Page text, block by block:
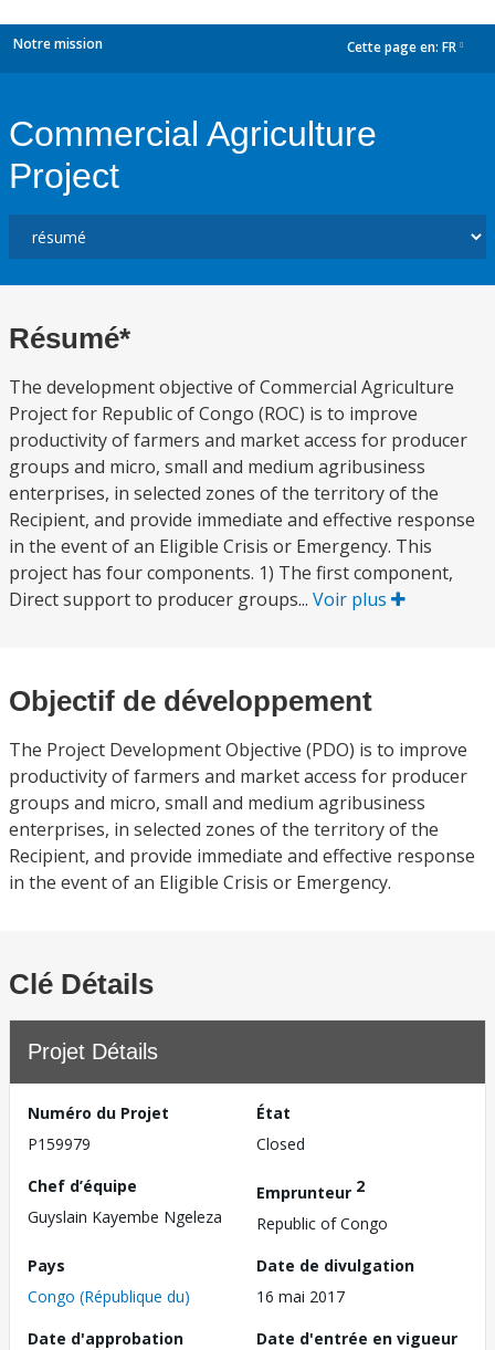
Notre mission Cette page en: FR
Commercial Agriculture
Project
Résumé*
The development objective of Commercial Agriculture
Project for Republic of Congo (ROC) is to improve
productivity of farmers and market access for producer
groups and micro, small and medium agribusiness
enterprises, in selected zones of the territory of the
Recipient, and provide immediate and effective response
in the event of an Eligible Crisis or Emergency. This
project has four components. 1) The first component,
Direct support to producer groups... Voir plus
Objectif de développement
The Project Development Objective (PDO) is to improve
productivity of farmers and market access for producer
groups and micro, small and medium agribusiness
enterprises, in selected zones of the territory of the
Recipient, and provide immediate and effective response
in the event of an Eligible Crisis or Emergency.
Clé Détails
Projet Détails
Numéro du Projet
P159979
État
Closed
Chef d’équipe
Guyslain Kayembe Ngeleza
Emprunteur 2
Republic of Congo
Pays
Congo (République du)
Date de divulgation
16 mai 2017
Date d'approbation
Date d'entrée en vigueur